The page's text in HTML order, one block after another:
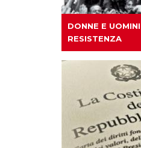
DONNE E
RESISTENZA